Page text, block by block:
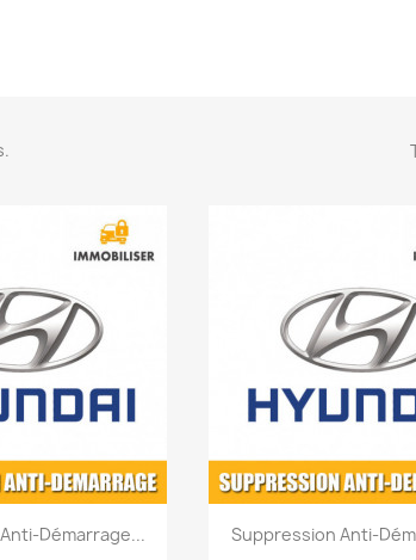
rapide
Démarrage... Aperçu
Suppression Anti-